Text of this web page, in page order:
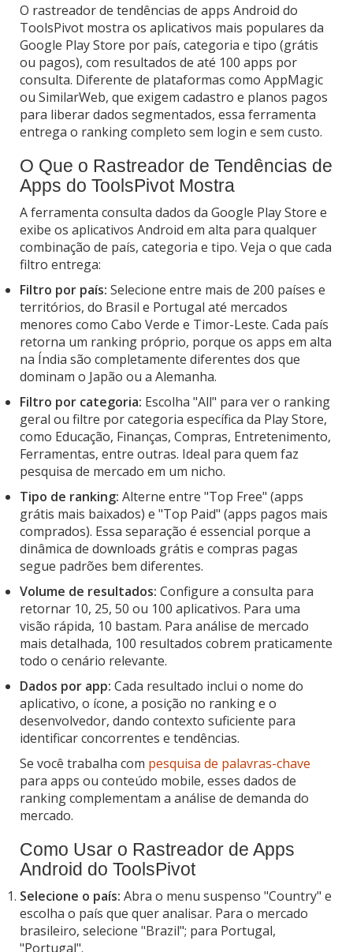
O rastreador de tendências de apps Android do
ToolsPivot mostra os aplicativos mais populares da
Google Play Store por país, categoria e tipo (grátis
ou pagos), com resultados de até 100 apps por
consulta. Diferente de plataformas como AppMagic
ou SimilarWeb, que exigem cadastro e planos pagos
para liberar dados segmentados, essa ferramenta
entrega o ranking completo sem login e sem custo.
O Que o Rastreador de Tendências de
Apps do ToolsPivot Mostra
A ferramenta consulta dados da Google Play Store e
exibe os aplicativos Android em alta para qualquer
combinação de país, categoria e tipo. Veja o que cada
filtro entrega:
Filtro por país: Selecione entre mais de 200 países e
territórios, do Brasil e Portugal até mercados
menores como Cabo Verde e Timor-Leste. Cada país
retorna um ranking próprio, porque os apps em alta
na Índia são completamente diferentes dos que
dominam o Japão ou a Alemanha.
Filtro por categoria: Escolha "All" para ver o ranking
geral ou filtre por categoria específica da Play Store,
como Educação, Finanças, Compras, Entretenimento,
Ferramentas, entre outras. Ideal para quem faz
pesquisa de mercado em um nicho.
Tipo de ranking: Alterne entre "Top Free" (apps
grátis mais baixados) e "Top Paid" (apps pagos mais
comprados). Essa separação é essencial porque a
dinâmica de downloads grátis e compras pagas
segue padrões bem diferentes.
Volume de resultados: Configure a consulta para
retornar 10, 25, 50 ou 100 aplicativos. Para uma
visão rápida, 10 bastam. Para análise de mercado
mais detalhada, 100 resultados cobrem praticamente
todo o cenário relevante.
Dados por app: Cada resultado inclui o nome do
aplicativo, o ícone, a posição no ranking e o
desenvolvedor, dando contexto suficiente para
identificar concorrentes e tendências.
Se você trabalha com pesquisa de palavras-chave
para apps ou conteúdo mobile, esses dados de
ranking complementam a análise de demanda do
mercado.
Como Usar o Rastreador de Apps
Android do ToolsPivot
Selecione o país: Abra o menu suspenso "Country" e
escolha o país que quer analisar. Para o mercado
brasileiro, selecione "Brazil"; para Portugal,
"Portugal".